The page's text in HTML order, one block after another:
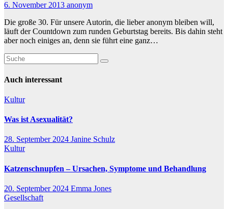
6. November 2013 anonym
Die große 30. Für unsere Autorin, die lieber anonym bleiben will,
läuft der Countdown zum runden Geburtstag bereits. Bis dahin steht
aber noch einiges an, denn sie führt eine ganz…
Auch interessant
Kultur
Was ist Asexualität?
28. September 2024 Janine Schulz
Kultur
Katzenschnupfen – Ursachen, Symptome und Behandlung
20. September 2024 Emma Jones
Gesellschaft